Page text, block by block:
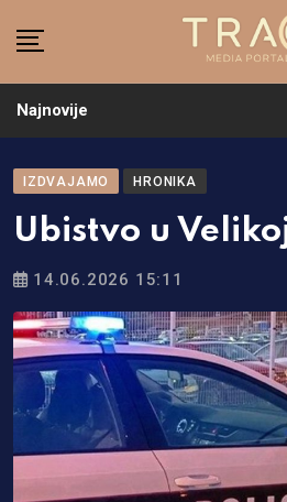
Najnovije
IZDVAJAMO HRONIKA
Ubistvo u
14.06.2026 15:11